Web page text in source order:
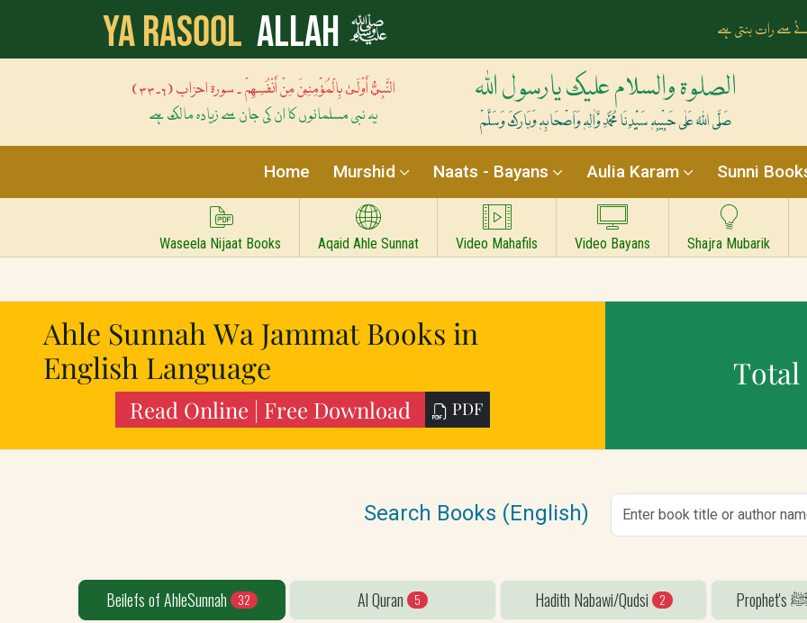
Ya Rasool Allah ﷺ سے رات بنتی ہے
النَّبِيُّ أَوْلَىٰ بِالْمُؤْمِنِينَ مِنْ أَنْفُسِهِمْ ۔ سورۃ احزاب (۶۔۳۳)
یہ نبی مسلمانوں کا ان کی جان سے زیادہ مالک ہے
الصلوۃ والسلام علیک یارسول اللہ
صَلَّی اللہُ عَلٰی حَبِیْبِہٖ سَیِّدِنَا مُحَمَّدِ وَّاٰلِہٖ وَاَصْحَابِہٖ وَبَارَکَ وَسَلَّمْ
Home Murshid Naats - Bayans Aulia Karam Sunni
Waseela Nijaat Books Aqaid Ahle Sunnat Video Mahafils Video Bayans Shajra Mubarik
Ahle Sunnah Wa Jammat Books in
English Language
Read Online | Free Download PDF
Search Books (English)
Beilefs of AhleSunnah 32 Al Quran 5 Hadith Nabawi/Qudsi 2